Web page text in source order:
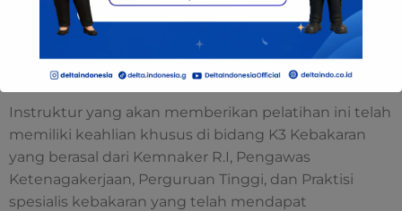
Evaluasi
Instruktur
Instruktur yang akan memberikan pelatihan ini telah
memiliki keahlian khusus di bidang K3 Kebakaran
yang berasal dari Kemnaker R.I, Pengawas
Ketenagakerjaan, Perguruan Tinggi, dan Praktisi
spesialis kebakaran yang telah mendapat